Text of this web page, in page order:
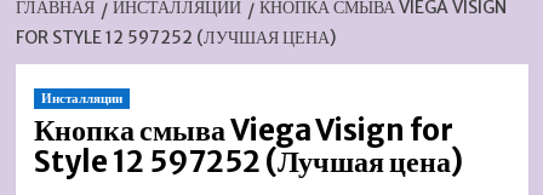
ГЛАВНАЯ ИНСТАЛЛЯЦИИ
КНОПКА СМЫВА VIEGA VISIGN
FOR STYLE 12 597252 (ЛУЧШАЯ ЦЕНА)
Инсталляции
Кнопка смыва Viega Visign for
Style 12 597252 (Лучшая цена)